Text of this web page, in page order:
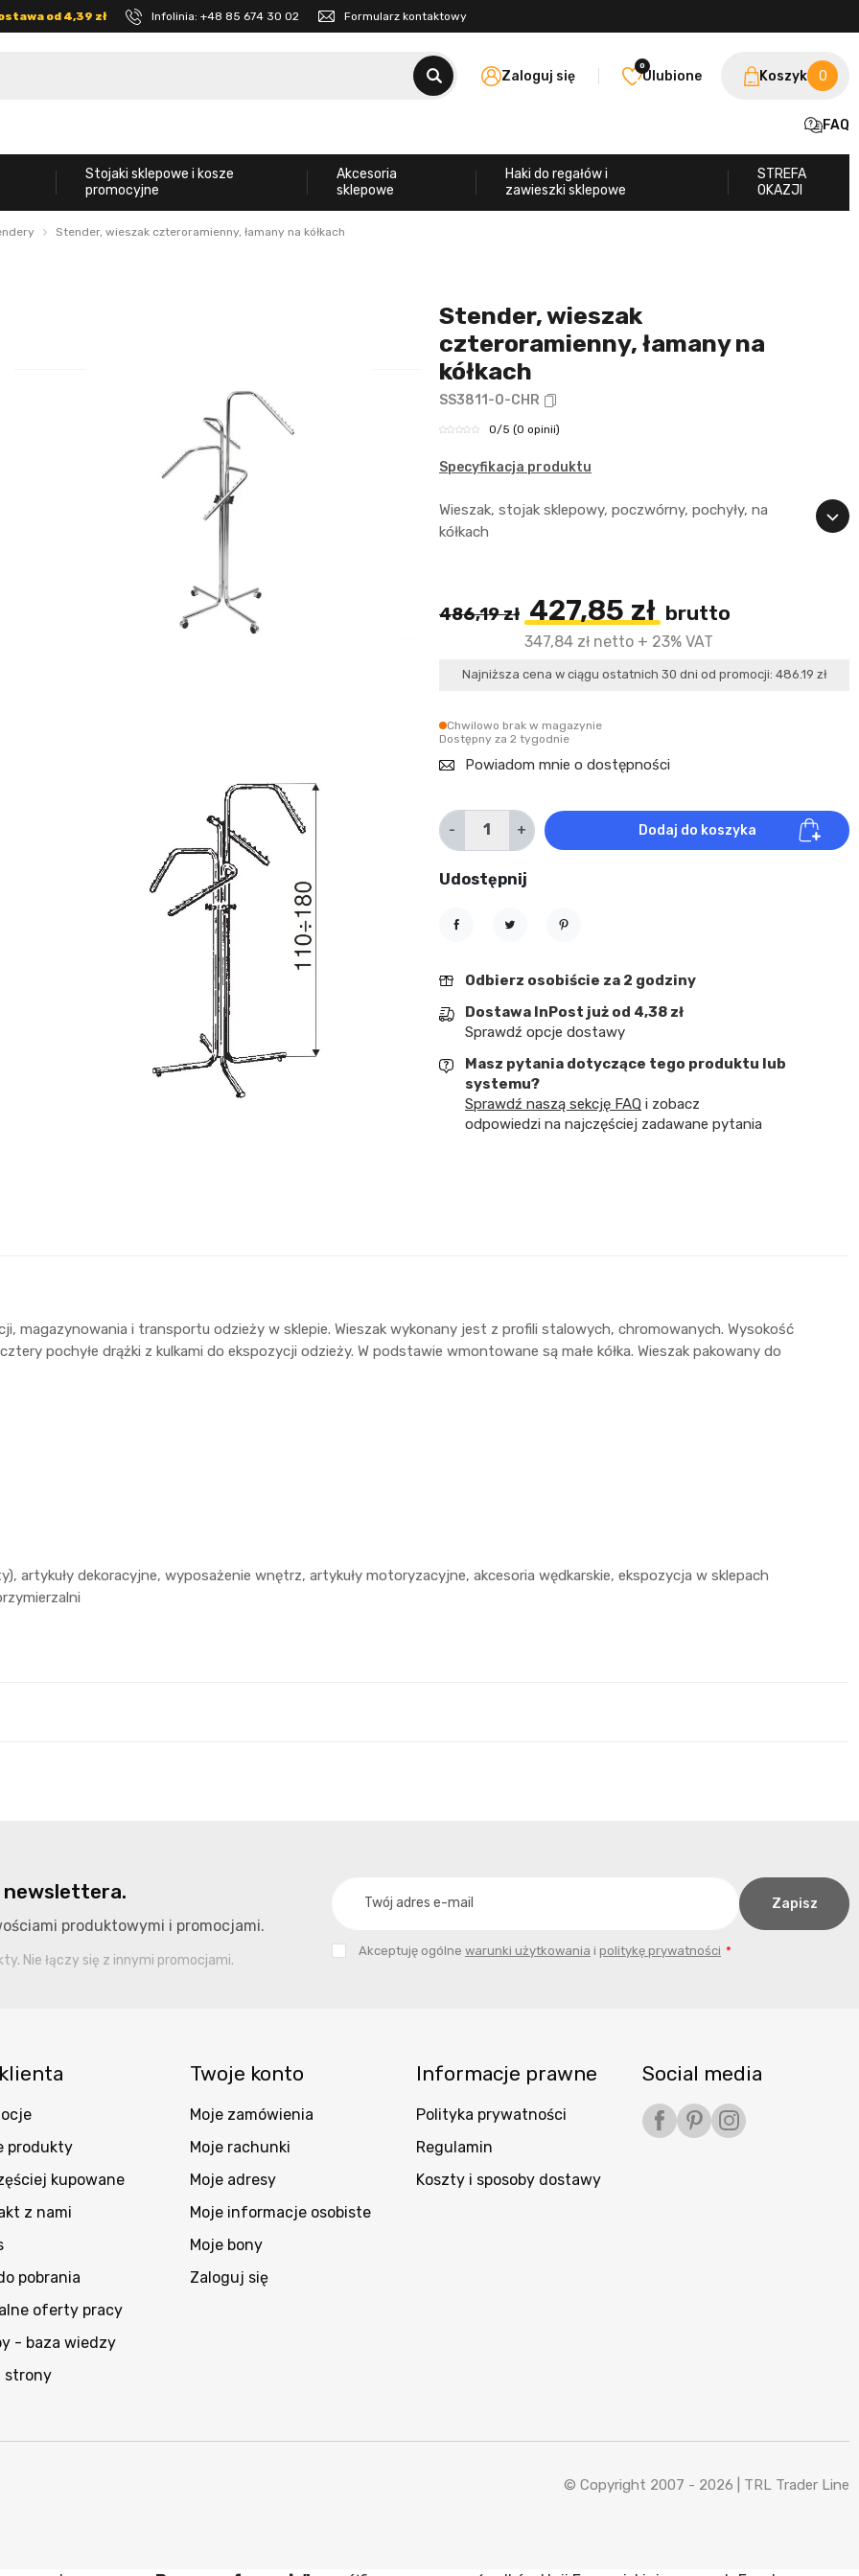
od 4,39 zł Infolinia: +48 85 674 30 02 Formularz kontaktowy
Zaloguj się Ulubione
0
Koszyk 0
FAQ
Stojaki sklepowe i kosze
promocyjne
Akcesoria
sklepowe
Haki do regałów i
zawieszki sklepowe
STREFA
OKAZJI
Stender, wieszak czteroramienny, łamany na kółkach
Stender, wieszak
czteroramienny, łamany na
kółkach
SS3811-0-CHR
0/5 (0 opinii)
Specyfikacja produktu
Wieszak, stojak sklepowy, poczwórny, pochyły, na
kółkach
486,19 zł 427,85 zł brutto
347,84 zł netto + 23% VAT
Najniższa cena w ciągu ostatnich 30 dni od promocji: 486.19 zł
Chwilowo brak w magazynie
Dostępny za 2 tygodnie
Powiadom mnie o dostępności
- + Dodaj do koszyka
Udostępnij
Odbierz osobiście za 2 godziny
Dostawa InPost już od 4,38 zł
Sprawdź opcje dostawy
Masz pytania dotyczące tego produktu lub
systemu?
Sprawdź naszą sekcję FAQ i zobacz
odpowiedzi na najczęściej zadawane pytania
magazynowania i transportu odzieży w sklepie. Wieszak wykonany jest z profili stalowych, chromowanych. Wysokość
pochyłe drążki z kulkami do ekspozycji odzieży. W podstawie wmontowane są małe kółka. Wieszak pakowany do
artykuły dekoracyjne, wyposażenie wnętrz, artykuły motoryzacyjne, akcesoria wędkarskie, ekspozycja w sklepach
newslettera.
produktowymi i promocjami.
Nie łączy się z innymi promocjami.
Akceptuję ogólne warunki użytkowania i politykę prywatności
produkty
kupowane
z nami
pobrania
oferty pracy
- baza wiedzy
strony
Twoje konto
Moje zamówienia
Moje rachunki
Moje adresy
Moje informacje osobiste
Moje bony
Zaloguj się
Informacje prawne
Polityka prywatności
Regulamin
Koszty i sposoby dostawy
Social media
Facebook
PinterestInstagram
© Copyright 2007 - 2026 | TRL Trader Line